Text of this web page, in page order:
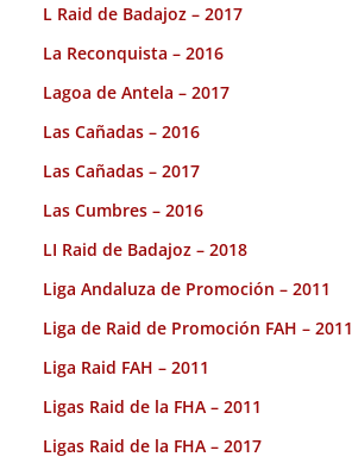
L Raid de Badajoz – 2017
La Reconquista – 2016
Lagoa de Antela – 2017
Las Cañadas – 2016
Las Cañadas – 2017
Las Cumbres – 2016
LI Raid de Badajoz – 2018
Liga Andaluza de Promoción – 2011
Liga de Raid de Promoción FAH – 2011
Liga Raid FAH – 2011
Ligas Raid de la FHA – 2011
Ligas Raid de la FHA – 2017